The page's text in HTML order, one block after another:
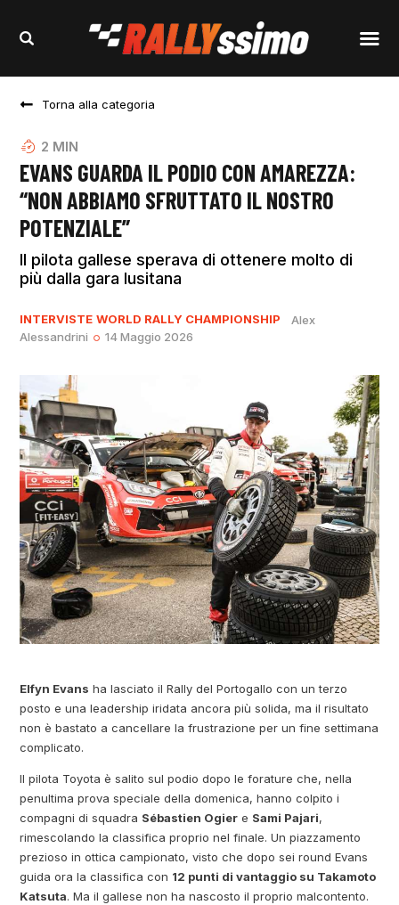
Torna alla categoria
2 MIN
EVANS GUARDA IL PODIO CON AMAREZZA:
“NON ABBIAMO SFRUTTATO IL NOSTRO
POTENZIALE”
Il pilota gallese sperava di ottenere molto di
più dalla gara lusitana
INTERVISTE WORLD RALLY CHAMPIONSHIP
Alex
Alessandrini
14 Maggio 2026
Elfyn Evans ha lasciato il Rally del Portogallo con un terzo
posto e una leadership iridata ancora più solida, ma il risultato
non è bastato a cancellare la frustrazione per un fine settimana
complicato.
Il pilota Toyota è salito sul podio dopo le forature che, nella
penultima prova speciale della domenica, hanno colpito i
compagni di squadra Sébastien Ogier e Sami Pajari,
rimescolando la classifica proprio nel finale. Un piazzamento
prezioso in ottica campionato, visto che dopo sei round Evans
guida ora la classifica con 12 punti di vantaggio su Takamoto
Katsuta. Ma il gallese non ha nascosto il proprio malcontento.